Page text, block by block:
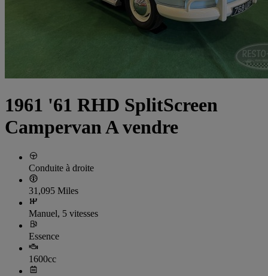
1961 '61 RHD SplitScreen
Campervan A vendre
Conduite à droite
31,095 Miles
Manuel, 5 vitesses
Essence
1600cc